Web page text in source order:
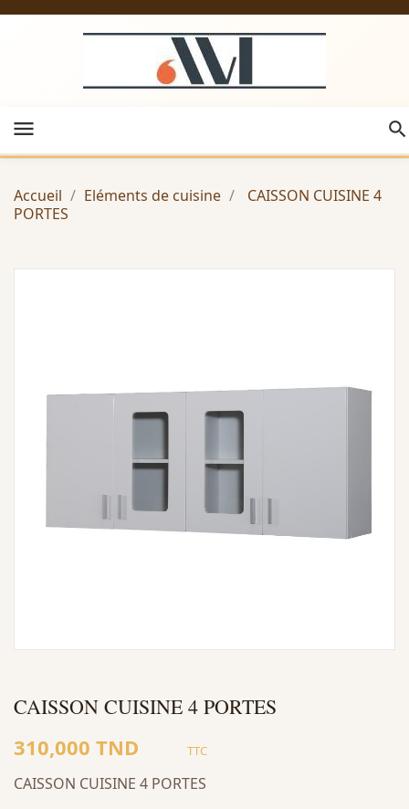
menu
Accueil Eléments de cuisine
CAISSON CUISINE 4
PORTES
CAISSON CUISINE 4 PORTES
310,000 TND TTC
CAISSON CUISINE 4 PORTES